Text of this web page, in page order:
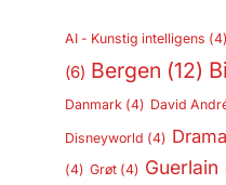
AI - Kunstig intelligens (4)
(6) Bergen (12)
Danmark(4) David
Disneyworld (4) Drama
(4) Grøt(4) Guerlain